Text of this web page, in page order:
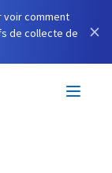
voir comment
de collecte de
×